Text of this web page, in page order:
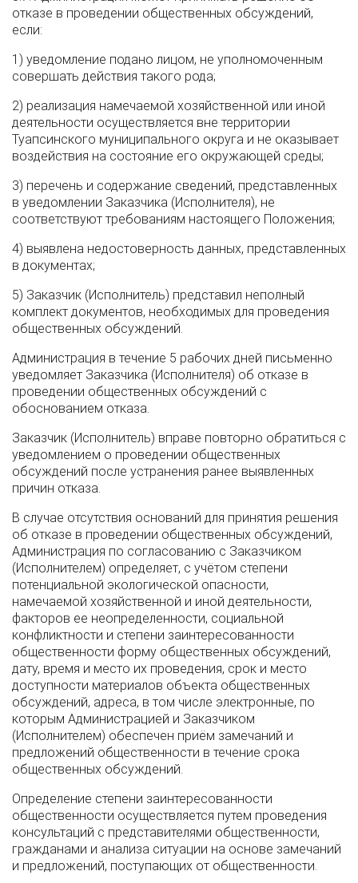
отказе в проведении общественных обсуждений,
если:
1) уведомление подано лицом, не уполномоченным
совершать действия такого рода;
2) реализация намечаемой хозяйственной или иной
деятельности осуществляется вне территории
Туапсинского муниципального округа и не оказывает
воздействия на состояние его окружающей среды;
3) перечень и содержание сведений, представленных
в уведомлении Заказчика (Исполнителя), не
соответствуют требованиям настоящего Положения;
4) выявлена недостоверность данных, представленных
в документах;
5) Заказчик (Исполнитель) представил неполный
комплект документов, необходимых для проведения
общественных обсуждений.
Администрация в течение 5 рабочих дней письменно
уведомляет Заказчика (Исполнителя) об отказе в
проведении общественных обсуждений с
обоснованием отказа.
Заказчик (Исполнитель) вправе повторно обратиться с
уведомлением о проведении общественных
обсуждений после устранения ранее выявленных
причин отказа.
В случае отсутствия оснований для принятия решения
об отказе в проведении общественных обсуждений,
Администрация по согласованию с Заказчиком
(Исполнителем) определяет, с учётом степени
потенциальной экологической опасности,
намечаемой хозяйственной и иной деятельности,
факторов ее неопределенности, социальной
конфликтности и степени заинтересованности
общественности форму общественных обсуждений,
дату, время и место их проведения, срок и место
доступности материалов объекта общественных
обсуждений, адреса, в том числе электронные, по
которым Администрацией и Заказчиком
(Исполнителем) обеспечен приём замечаний и
предложений общественности в течение срока
общественных обсуждений.
Определение степени заинтересованности
общественности осуществляется путем проведения
консультаций с представителями общественности,
гражданами и анализа ситуации на основе замечаний
и предложений, поступающих от общественности.